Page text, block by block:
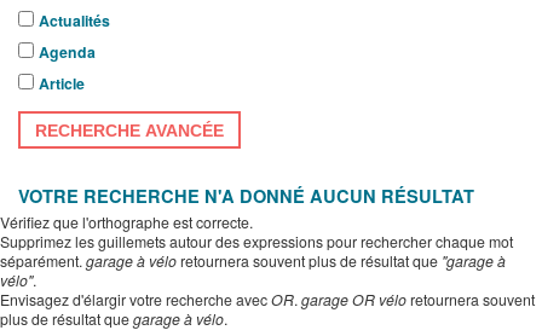
Actualités
Agenda
Article
RECHERCHE AVANCÉE
VOTRE RECHERCHE N'A DONNÉ AUCUN RÉSULTAT
Vérifiez que l'orthographe est correcte.
Supprimez les guillemets autour des expressions pour rechercher chaque mot
séparément. garage à véloretournera souvent plus de résultat que "garage à
vélo".
Envisagez d'élargir votre recherche avecOR. garage OR véloretournera souvent
plus de résultat quegarage à vélo.